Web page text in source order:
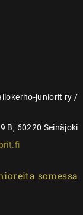
juniorit ry /
B, 60220 Seinäjoki
somessa